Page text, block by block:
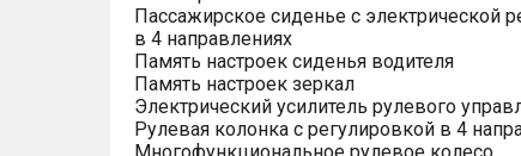
Пассажирское сиденье с электрической
в 4 направлениях
Память настроек сиденья водителя
Память настроек зеркал
Электрический усилитель рулевого
Рулевая колонка с регулировкой в 4